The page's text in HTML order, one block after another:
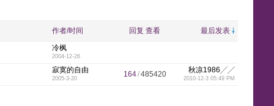
n g
作者/时间 回复 查看
最后发表
冷枫
2004-12-26
寂寞的自由
2005-3-20
164/485420 秋凉1986╱╱
2010-12-3 05:49 PM